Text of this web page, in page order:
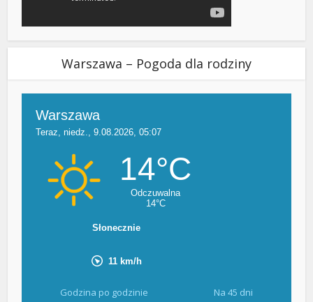
Warszawa – Pogoda dla rodziny
Godzina po godzinie Na 45 dni